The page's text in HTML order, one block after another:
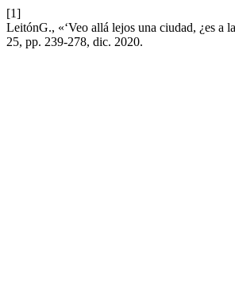
[1]
LeitónG., «‘Veo allá lejos una ciudad, ¿es a
25, pp. 239-278, dic. 2020.